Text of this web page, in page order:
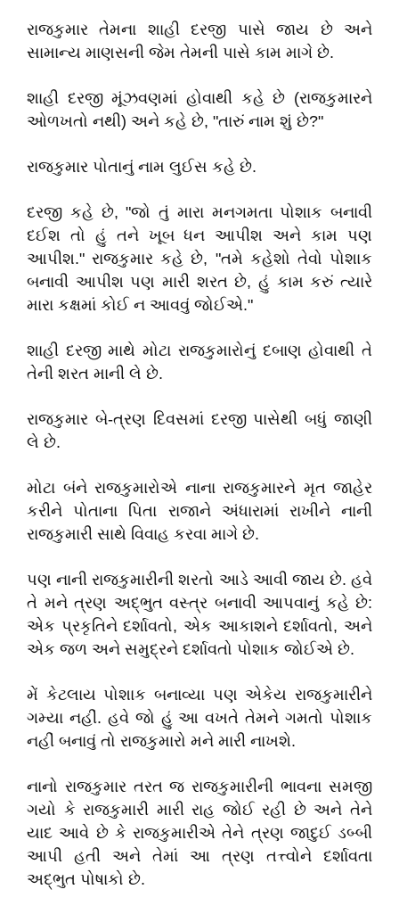
રાજકુમાર તેમના શાહી દરજી પાસે જાય છે અને
સામાન્ય માણસની જેમ તેમની પાસે કામ માગે છે.
શાહી દરજી મૂંઝવણમાં હોવાથી કહે છે (રાજકુમારને
ઓળખતો નથી) અને કહે છે, "તારું નામ શું છે?"
રાજકુમાર પોતાનું નામ લુઈસ કહે છે.
દરજી કહે છે, "જો તું મારા મનગમતા પોશાક બનાવી
દઈશ તો હું તને ખૂબ ધન આપીશ અને કામ પણ
આપીશ." રાજકુમાર કહે છે, "તમે કહેશો તેવો પોશાક
બનાવી આપીશ પણ મારી શરત છે, હું કામ કરું ત્યારે
મારા કક્ષમાં કોઈ ન આવવું જોઈએ."
શાહી દરજી માથે મોટા રાજકુમારોનું દબાણ હોવાથી તે
તેની શરત માની લે છે.
રાજકુમાર બે-ત્રણ દિવસમાં દરજી પાસેથી બધું જાણી
લે છે.
મોટા બંને રાજકુમારોએ નાના રાજકુમારને મૃત જાહેર
કરીને પોતાના પિતા રાજાને અંધારામાં રાખીને નાની
રાજકુમારી સાથે વિવાહ કરવા માગે છે.
પણ નાની રાજકુમારીની શરતો આડે આવી જાય છે. હવે
તે મને ત્રણ અદ્ભુત વસ્ત્ર બનાવી આપવાનું કહે છે:
એક પ્રકૃતિને દર્શાવતો, એક આકાશને દર્શાવતો, અને
એક જળ અને સમુદ્રને દર્શાવતો પોશાક જોઈએ છે.
મેં કેટલાય પોશાક બનાવ્યા પણ એકેય રાજકુમારીને
ગમ્યા નહીં. હવે જો હું આ વખતે તેમને ગમતો પોશાક
નહીં બનાવું તો રાજકુમારો મને મારી નાખશે.
નાનો રાજકુમાર તરત જ રાજકુમારીની ભાવના સમજી
ગયો કે રાજકુમારી મારી રાહ જોઈ રહી છે અને તેને
યાદ આવે છે કે રાજકુમારીએ તેને ત્રણ જાદુઈ ડબ્બી
આપી હતી અને તેમાં આ ત્રણ તત્ત્વોને દર્શાવતા
અદ્ભુત પોષાકો છે.